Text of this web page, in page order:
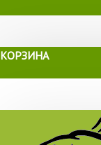
КОРЗИНА